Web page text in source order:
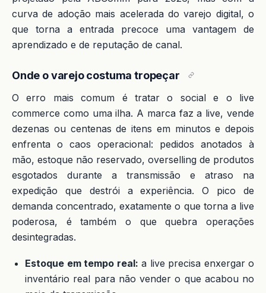
curva de adoção mais acelerada do varejo digital, o
que torna a entrada precoce uma vantagem de
aprendizado e de reputação de canal.
Onde o varejo costuma tropeçar
O erro mais comum é tratar o social e o live
commerce como uma ilha. A marca faz a live, vende
dezenas ou centenas de itens em minutos e depois
enfrenta o caos operacional: pedidos anotados à
mão, estoque não reservado, overselling de produtos
esgotados durante a transmissão e atraso na
expedição que destrói a experiência. O pico de
demanda concentrado, exatamente o que torna a live
poderosa, é também o que quebra operações
desintegradas.
Estoque em tempo real: a live precisa enxergar o
inventário real para não vender o que acabou no